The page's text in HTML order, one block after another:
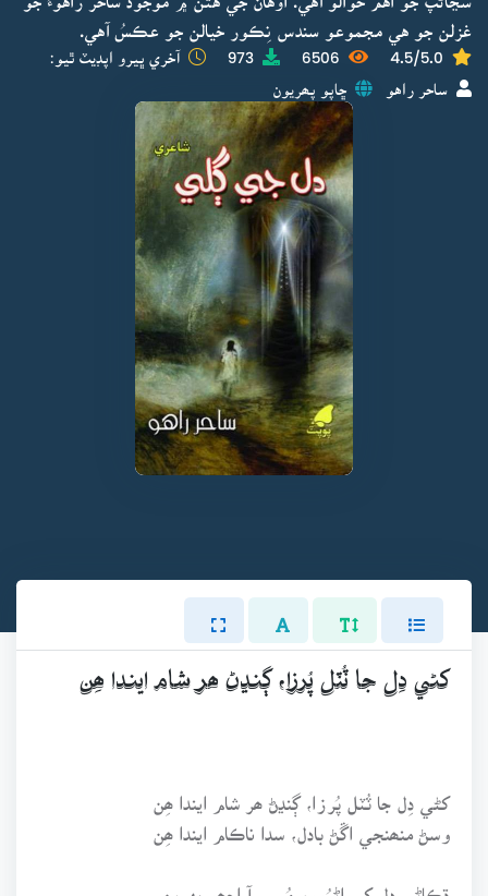
غزلن جو هي مجموعو سندس نِڪور خيالن جو عڪسُ آهي.
4.5/5.0
6506
973 آخري ڀيرو اپڊيٽ ٿيو:
ساحر راهو ڇاپو پھريون
کڻي دِل جا ٽُٽل پُرزا، ڳنڍڻ ھر شام ايندا ھِن
کڻي دِل جا ٽُٽل پُرزا، ڳنڍڻ ھر شام ايندا ھِن
وسڻ منھنجي اڱڻ بادل، سدا ناڪام ايندا ھِن
ڌِڪاڻي دِل کي اڻپُورو مُيسر آ اجھو پهرين